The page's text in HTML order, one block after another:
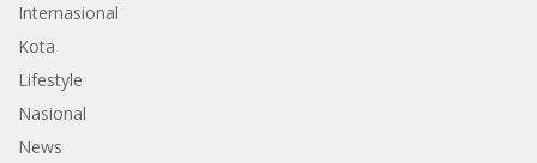
Internasional
Kota
Lifestyle
Nasional
News